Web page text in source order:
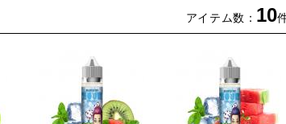
アイテム数： 10